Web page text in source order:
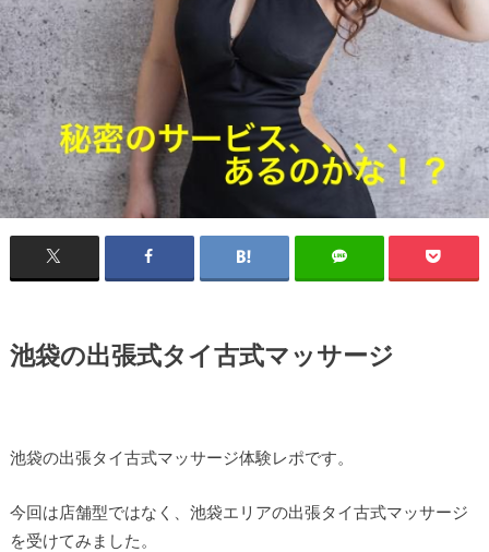
池袋の出張式タイ古式マッサージ
池袋の出張タイ古式マッサージ体験レポです。
今回は店舗型ではなく、池袋エリアの出張タイ古式マッサージ
を受けてみました。